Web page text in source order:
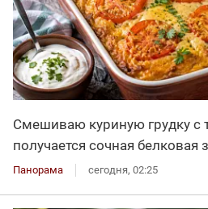
Смешиваю куриную грудку с
получается сочная белковая
Панорама сегодня, 02:25